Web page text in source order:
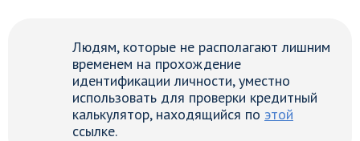
Людям, которые не располагают лишним
временем на прохождение
идентификации личности, уместно
использовать для проверки кредитный
калькулятор, находящийся по этой
ссылке.